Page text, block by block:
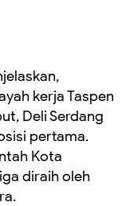
kerja Taspen
Deli Serdang
pertama.
Kota
diraih oleh